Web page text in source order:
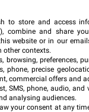
to store and access
combine and share
website or in our
other contexts.
browsing, preferences,
phone, precise
commercial offers and
SMS, phone, audio, and
analysing audiences.
your consent at any